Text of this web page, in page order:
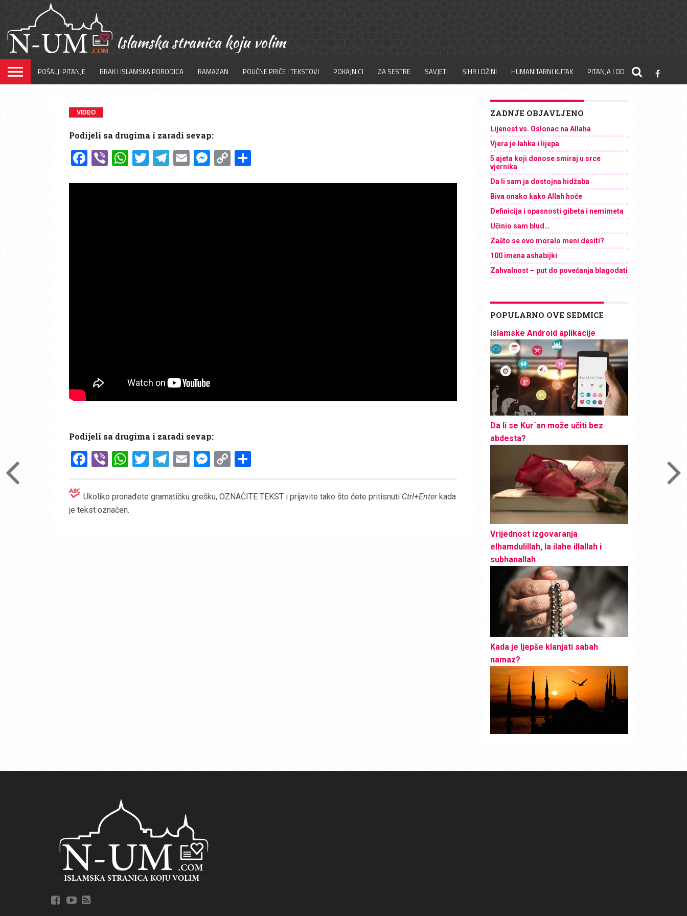
POŠALJI PITANJE BRAK I ISLAMSKA PORODICA RAMAZAN POUČNE PRIČE I TEKSTOVI POKAJNICI ZA SESTRE SAVJETI SIHR I DŽINI HUMANITARNI KUTAK PITANJA I ODGOVORI
VIDEO
Podijeli sa drugima i zaradi sevap:
Facebook
ViberWhatsApp
Twitter
Telegram
EmailMessenger
CopyShare
Podijeli sa drugima i zaradi sevap:
Facebook
ViberWhatsApp
Twitter
Telegram
EmailMessenger
Copy
Ukoliko pronađete gramatičku grešku, OZNAČITE TEKST i prijavite tako što ćete pritisnuti Ctrl+Enterkada
je tekst označen.
ZADNJE OBJAVLJENO
Lijenost vs. Oslonac na Allaha
Vjera je lahka i lijepa
5 ajeta koji donose smiraj u srce
vjernika
Da li sam ja dostojna hidžaba
Biva onako kako Allah hoće
Definicija i opasnosti gibeta i nemimeta
Učinio sam blud…
Zašto se ovo moralo meni desiti?
100 imena ashabijki
Zahvalnost – put do povećanja blagodati
POPULARNO OVE SEDMICE
Islamske Android aplikacije
Da li se Kur´an može učiti bez
abdesta?
Vrijednost izgovaranja
elhamdulillah, la ilahe illallah i
subhanallah
Kada je ljepše klanjati sabah
namaz?